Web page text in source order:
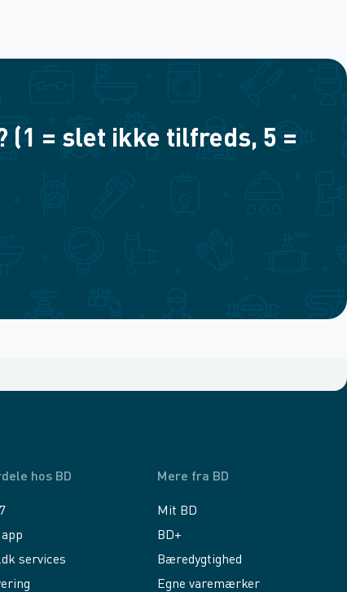
= slet ikke tilfreds, 5 =
hos BD
app
services
Mere fra BD
Mit BD
BD+
Bæredygtighed
Egne varemærker